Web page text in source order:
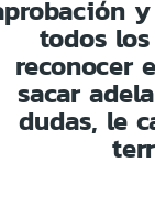
todos
reconocer
sacar
dudas, le